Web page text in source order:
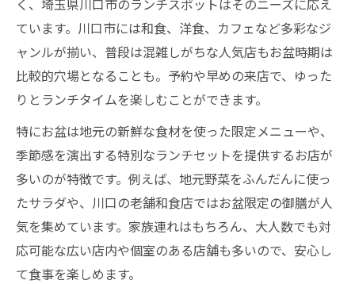
川口市でゆったりできるランチスポット
お盆に家族で楽しむ川口のランチ時間
静かに過ごせる川口ランチの選び方
広々空間でくつろげるランチ体験を川口で
川口市のゆっくりできる人気ランチ店
お盆休みにおすすめな川口市ランチ特集
お盆に家族で行きたい川口市ランチ店
友人と楽しむ川口市のランチスポット
お盆限定の川口ランチを堪能しよう
川口市のランチを賢く選ぶポイント
く、埼玉県川口市のランチスポットはそのニーズに応え
ています。川口市には和食、洋食、カフェなど多彩なジ
ャンルが揃い、普段は混雑しがちな人気店もお盆時期は
比較的穴場となることも。予約や早めの来店で、ゆった
りとランチタイムを楽しむことができます。
特にお盆は地元の新鮮な食材を使った限定メニューや、
季節感を演出する特別なランチセットを提供するお店が
多いのが特徴です。例えば、地元野菜をふんだんに使っ
たサラダや、川口の老舗和食店ではお盆限定の御膳が人
気を集めています。家族連れはもちろん、大人数でも対
応可能な広い店内や個室のある店舗も多いので、安心し
て食事を楽しめます。